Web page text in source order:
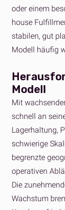
oder einem
house
stabilen, gut
Modell häufig
Modell
Mit
schnell an
Lagerhaltung,
schwierige
begrenzte
operativen
Die
Wachstum